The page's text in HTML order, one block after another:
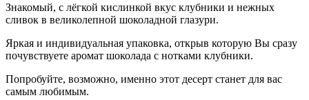
Знакомый, с лёгкой кислинкой вкус клубники и нежных
сливок в великолепной шоколадной глазури.
Яркая и индивидуальная упаковка, открыв которую Вы сразу
почувствуете аромат шоколада с нотками клубники.
Попробуйте, возможно, именно этот десерт станет для вас
самым любимым.